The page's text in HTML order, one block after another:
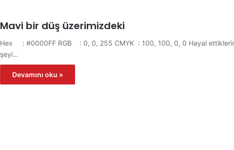
Mavi bir düş üzerimizdeki
Hex : #0000FF RGB : 0, 0, 255 CMYK : 100, 100, 0, 0 Hayal
şeyi…
Devamını oku »